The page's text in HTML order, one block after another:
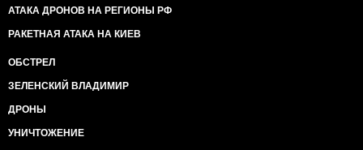
АТАКА ДРОНОВ НА РЕГИОНЫ РФ
РАКЕТНАЯ АТАКА НА КИЕВ
ОБСТРЕЛ
ЗЕЛЕНСКИЙ ВЛАДИМИР
ДРОНЫ
УНИЧТОЖЕНИЕ